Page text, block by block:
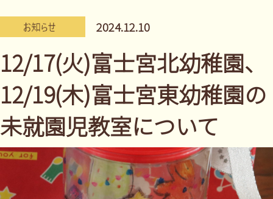
2024.12.10
12/17(火)富士宮北幼稚園、
12/19(木)富士宮東幼稚園の
未就園児教室について